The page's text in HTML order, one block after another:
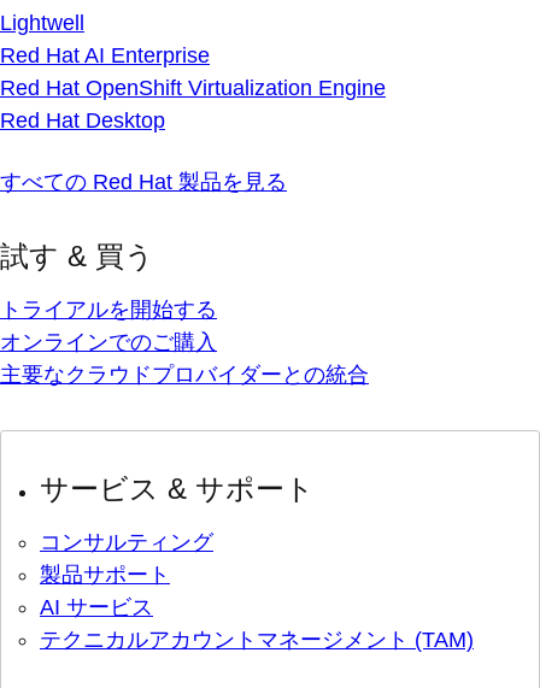
Lightwell
Red Hat AI Enterprise
Red Hat OpenShift Virtualization Engine
Red Hat Desktop
すべての Red Hat 製品を見る
試す & 買う
トライアルを開始する
オンラインでのご購入
主要なクラウドプロバイダーとの統合
サービス & サポート
コンサルティング
製品サポート
AI サービス
テクニカルアカウントマネージメント (TAM)